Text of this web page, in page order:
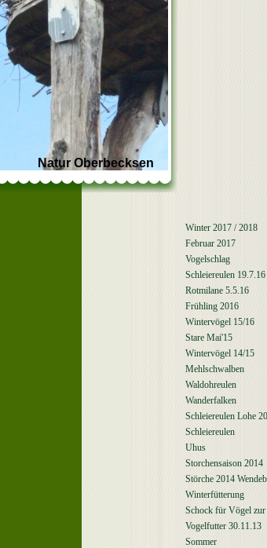
Natur Oberbecksen
Winter 2017 / 2018
Februar 2017
Vogelschlag
Schleiereulen 19.7.16
Rotmilane 5.5.16
Frühling 2016
Wintervögel 15/16
Stare Mai'15
Wintervögel 14/15
Mehlschwalben
Waldohreulen
Wanderfalken
Schleiereulen Lohe
Schleiereulen
Uhus
Storchensaison 2014
Störche 2014
Winterfütterung
Schock für Vögel zur
Vogelfutter 30.11.13
Sommer